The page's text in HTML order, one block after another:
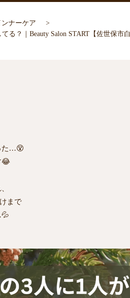
ンナーケア
る？｜Beauty Salon START【佐世保市
た…😵
😂
まで